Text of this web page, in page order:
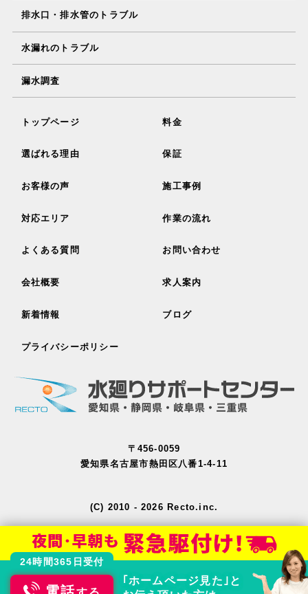
排水口・排水管のトラブル
水漏れのトラブル
漏水調査
トップページ 料金
選ばれる理由 保証
お客様の声 施工事例
対応エリア 作業の流れ
よくある質問 お問い合わせ
会社概要 求人案内
新着情報 ブログ
プライバシーポリシー
〒456-0059
愛知県名古屋市熱田区八番1-4-11
(C) 2010 - 2026 Recto.inc.
24時間365日受付
｢ホームページ見た｣と